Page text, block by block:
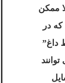
ممکن
در
داغ”